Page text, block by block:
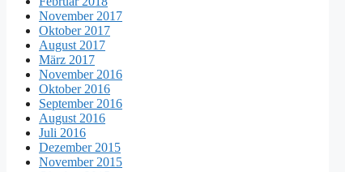
November 2017
Oktober 2017
August 2017
März 2017
November 2016
Oktober 2016
September 2016
August 2016
Juli 2016
Dezember 2015
November 2015